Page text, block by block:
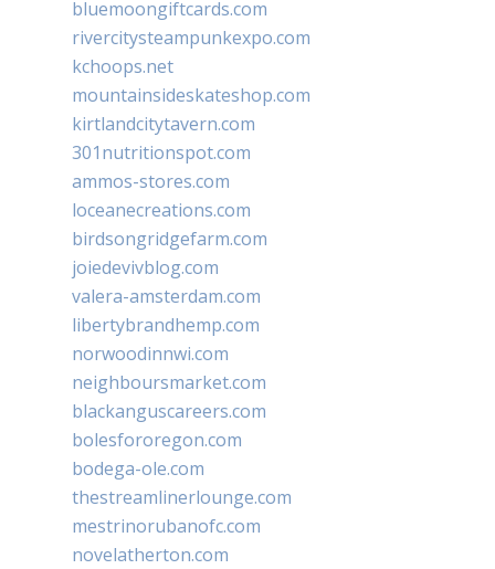
bluemoongiftcards.com
rivercitysteampunkexpo.com
kchoops.net
mountainsideskateshop.com
kirtlandcitytavern.com
301nutritionspot.com
ammos-stores.com
loceanecreations.com
birdsongridgefarm.com
joiedevivblog.com
valera-amsterdam.com
libertybrandhemp.com
norwoodinnwi.com
neighboursmarket.com
blackanguscareers.com
bolesfororegon.com
bodega-ole.com
thestreamlinerlounge.com
mestrinorubanofc.com
novelatherton.com